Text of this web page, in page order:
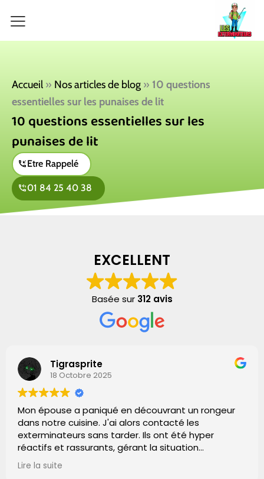
Accueil » Nos articles de blog » 10 questions
essentielles sur les punaises de lit
10 questions essentielles sur les
punaises de lit
Etre Rappelé
01 84 25 40 38
EXCELLENT
Basée sur 312 avis
Tigrasprite
18 Octobre 2025
Mon épouse a paniqué en découvrant un rongeur
dans notre cuisine. J'ai alors contacté les
exterminateurs sans tarder. Ils ont été hyper
réactifs et rassurants, gérant la situation
impeccablement. Grâce à leur efficacité, plus de
signe de rat après leur passage. Un grand merci,
Lire la suite